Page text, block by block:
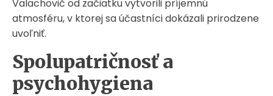
Valachovič od začiatku vytvorili príjemnú
atmosféru, v ktorej sa účastníci dokázali prirodzene
uvoľniť.
Spolupatričnosť a
psychohygiena